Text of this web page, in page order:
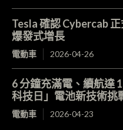
Tesla 確認 Cybercab
爆發式增長
電動車 2026-04-26
6 分鐘充滿電、續航達
科技日」電池新技術挑
電動車 2026-04-23